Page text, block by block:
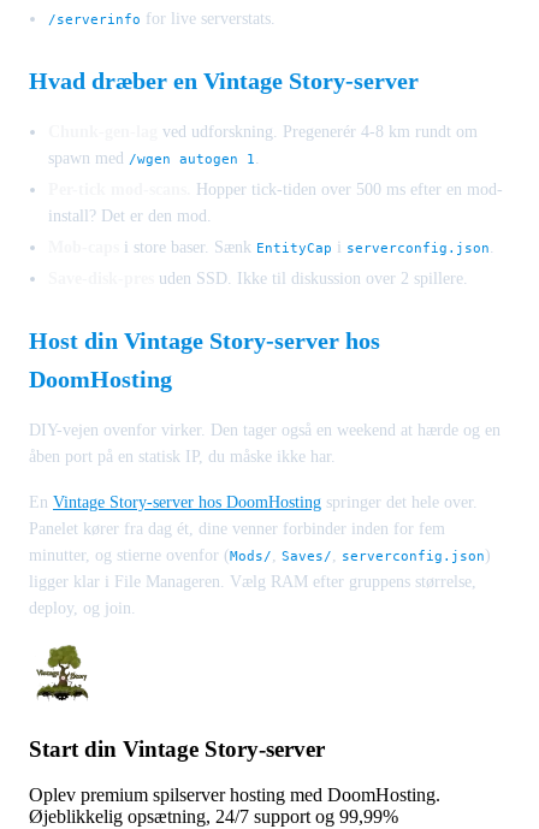
/serverinfo for live serverstats.
Hvad dræber en Vintage Story-server
ved udforskning. Pregenerér 4-8 km rundt om
spawn med /wgen autogen 1
Hopper tick-tiden over 500 ms efter en mod-
install? Det er den mod.
i store baser. Sænk EntityCap i serverconfig.json
uden SSD. Ikke til diskussion over 2 spillere.
Host din Vintage Story-server hos
DoomHosting
DIY-vejen ovenfor virker. Den tager også en weekend at hærde og en
åben port på en statisk IP, du måske ikke har.
En Vintage Story-server hos DoomHosting springer det hele over.
Panelet kører fra dag ét, dine venner forbinder inden for fem
minutter, og stierne ovenfor (Mods/ Saves/ serverconfig.json)
ligger klar i File Manageren. Vælg RAM efter gruppens størrelse,
deploy, og join.
Start din Vintage Story-server
Oplev premium spilserver hosting med DoomHosting.
Øjeblikkelig opsætning, 24/7 support og 99,99%